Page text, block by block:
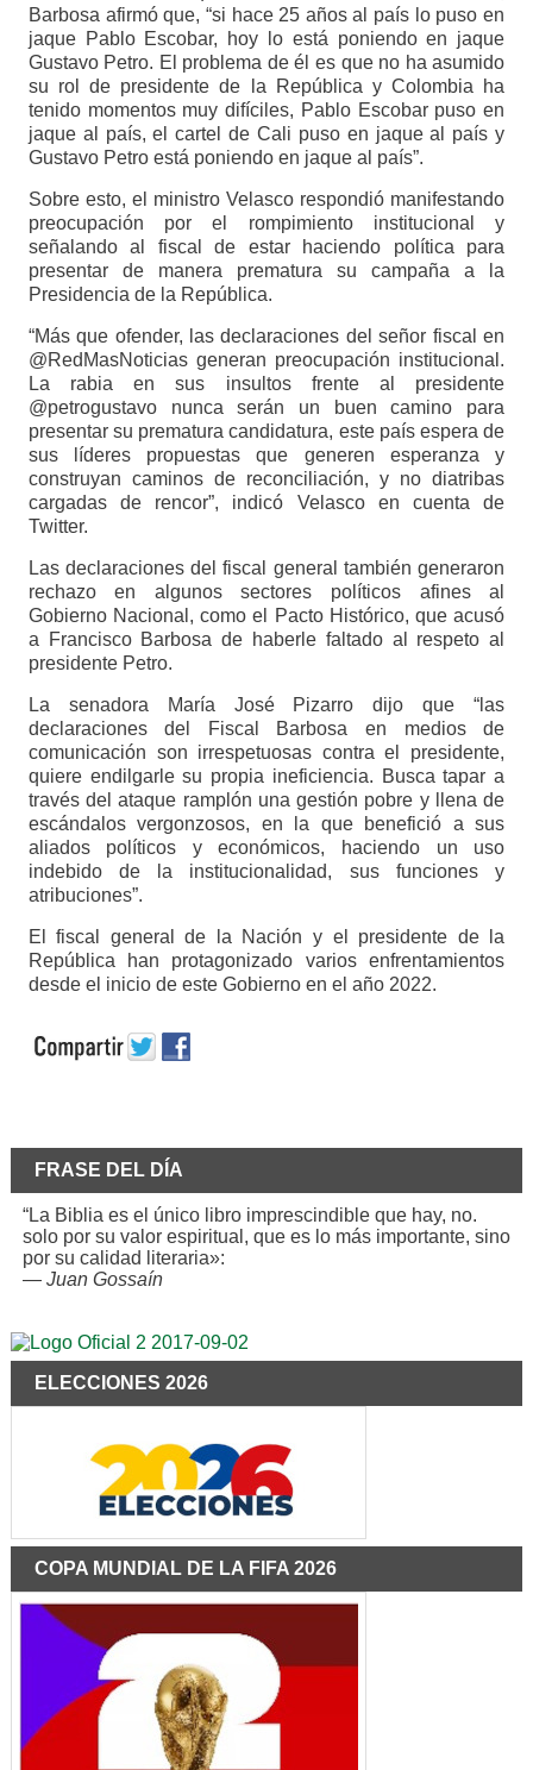
Barbosa afirmó que, “si hace 25 años al país lo puso en
jaque Pablo Escobar, hoy lo está poniendo en jaque
Gustavo Petro. El problema de él es que no ha asumido
su rol de presidente de la República y Colombia ha
tenido momentos muy difíciles, Pablo Escobar puso en
jaque al país, el cartel de Cali puso en jaque al país y
Gustavo Petro está poniendo en jaque al país”.
Sobre esto, el ministro Velasco respondió manifestando
preocupación por el rompimiento institucional y
señalando al fiscal de estar haciendo política para
presentar de manera prematura su campaña a la
Presidencia de la República.
“Más que ofender, las declaraciones del señor fiscal en
@RedMasNoticias generan preocupación institucional.
La rabia en sus insultos frente al presidente
@petrogustavo nunca serán un buen camino para
presentar su prematura candidatura, este país espera de
sus líderes propuestas que generen esperanza y
construyan caminos de reconciliación, y no diatribas
cargadas de rencor”, indicó Velasco en cuenta de
Twitter.
Las declaraciones del fiscal general también generaron
rechazo en algunos sectores políticos afines al
Gobierno Nacional, como el Pacto Histórico, que acusó
a Francisco Barbosa de haberle faltado al respeto al
presidente Petro.
La senadora María José Pizarro dijo que “las
declaraciones del Fiscal Barbosa en medios de
comunicación son irrespetuosas contra el presidente,
quiere endilgarle su propia ineficiencia. Busca tapar a
través del ataque ramplón una gestión pobre y llena de
escándalos vergonzosos, en la que benefició a sus
aliados políticos y económicos, haciendo un uso
indebido de la institucionalidad, sus funciones y
atribuciones”.
El fiscal general de la Nación y el presidente de la
República han protagonizado varios enfrentamientos
desde el inicio de este Gobierno en el año 2022.
FRASE DEL DÍA
“La Biblia es el único libro imprescindible que hay, no.
solo por su valor espiritual, que es lo más importante, sino
por su calidad literaria»:
— Juan Gossaín
ELECCIONES 2026
COPA MUNDIAL DE LA FIFA 2026